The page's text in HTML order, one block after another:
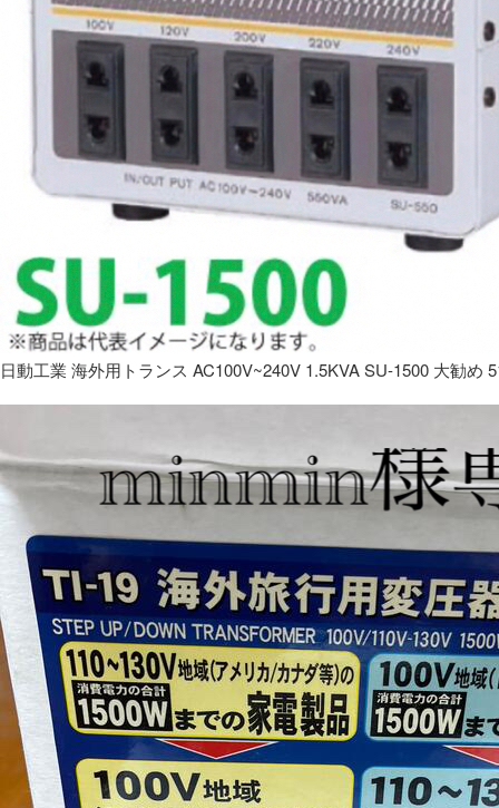
日動工業 海外用トランス AC100V~240V 1.5KVA SU-1500 大勧め